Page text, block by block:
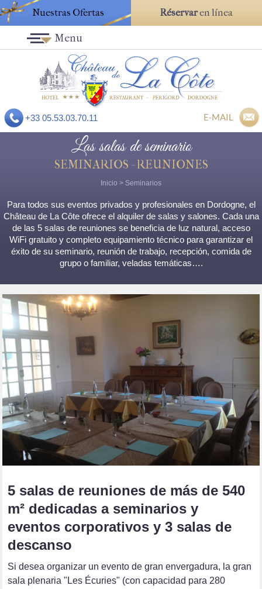
Nuestras Ofertas Réservaren línea
+33 05.53.03.70.11 E-MAIL
Menu
Las salas de seminario
SEMINARIOS - REUNIONES
Inicio > Seminarios
Para todos sus eventos privados y profesionales en Dordogne, el
Château de La Côte ofrece el alquiler de salas y salones. Cada una
de las 5 salas de reuniones se beneficia de luz natural, acceso
WiFi gratuito y completo equipamiento técnico para garantizar el
éxito de su seminario, reunión de trabajo, recepción, comida de
grupo o familiar, veladas temáticas….
5 salas de reuniones de más de 540
m² dedicadas a seminarios y
eventos corporativos y 3 salas de
descanso
Si desea organizar un evento de gran envergadura, la gran
sala plenaria "Les Écuries" (con capacidad para 280